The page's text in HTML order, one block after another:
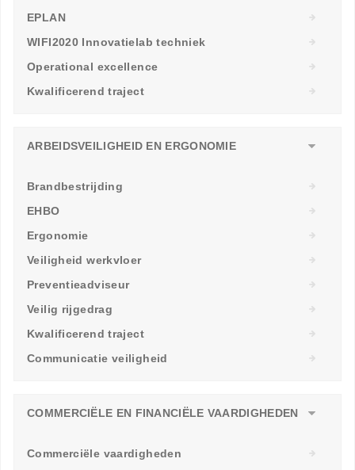
EPLAN
WIFI2020 Innovatielab techniek
Operational excellence
Kwalificerend traject
ARBEIDSVEILIGHEID EN ERGONOMIE
Brandbestrijding
EHBO
Ergonomie
Veiligheid werkvloer
Preventieadviseur
Veilig rijgedrag
Kwalificerend traject
Communicatie veiligheid
COMMERCIËLE EN FINANCIËLE VAARDIGHEDEN
Commerciële vaardigheden